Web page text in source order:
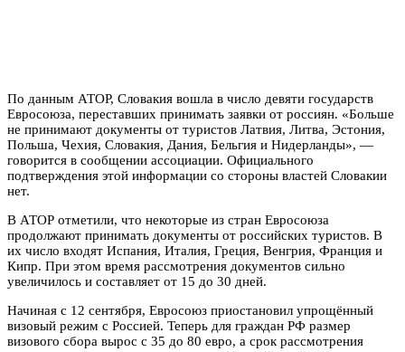
По данным АТОР, Словакия вошла в число девяти государств
Евросоюза, переставших принимать заявки от россиян. «Больше
не принимают документы от туристов Латвия, Литва, Эстония,
Польша, Чехия, Словакия, Дания, Бельгия и Нидерланды», —
говорится в сообщении ассоциации. Официального
подтверждения этой информации со стороны властей Словакии
нет.
В АТОР отметили, что некоторые из стран Евросоюза
продолжают принимать документы от российских туристов. В
их число входят Испания, Италия, Греция, Венгрия, Франция и
Кипр. При этом время рассмотрения документов сильно
увеличилось и составляет от 15 до 30 дней.
Начиная с 12 сентября, Евросоюз приостановил упрощённый
визовый режим с Россией. Теперь для граждан РФ размер
визового сбора вырос с 35 до 80 евро, а срок рассмотрения